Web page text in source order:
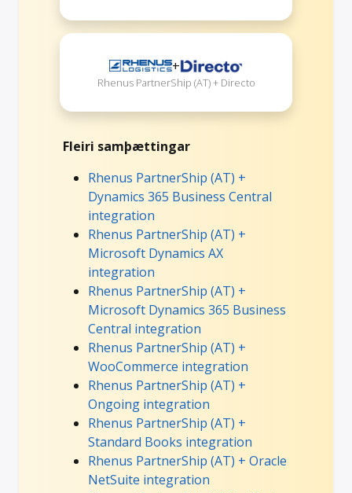
+
Rhenus PartnerShip (AT) + Directo
Fleiri samþættingar
Rhenus PartnerShip (AT) +
Dynamics 365 Business Central
integration
Rhenus PartnerShip (AT) +
Microsoft Dynamics AX
integration
Rhenus PartnerShip (AT) +
Microsoft Dynamics 365 Business
Central integration
Rhenus PartnerShip (AT) +
WooCommerce integration
Rhenus PartnerShip (AT) +
Ongoing integration
Rhenus PartnerShip (AT) +
Standard Books integration
Rhenus PartnerShip (AT) + Oracle
NetSuite integration